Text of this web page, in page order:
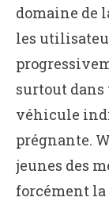
domaine de
les
surtout
véhicule
prégnante.
jeunes des
forcément la